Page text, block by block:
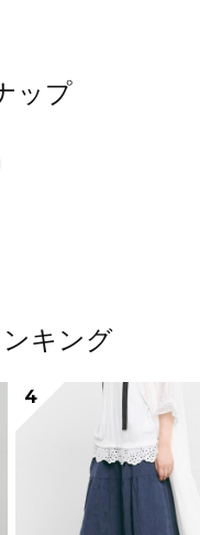
ップ
キング
4